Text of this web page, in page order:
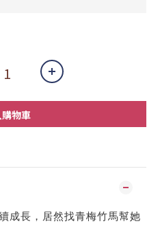
物車
成長，居然找青梅竹馬幫她